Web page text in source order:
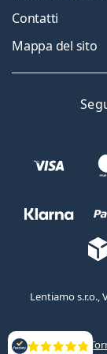
Contatti
Mappa del sito
Lentiamo s.r.o.,